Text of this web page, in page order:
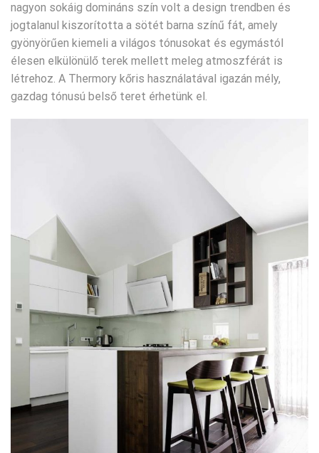
nagyon sokáig domináns szín volt a design trendben és
jogtalanul kiszorította a sötét barna színű fát, amely
gyönyörűen kiemeli a világos tónusokat és egymástól
élesen elkülönülő terek mellett meleg atmoszférát is
létrehoz. A Thermory kőris használatával igazán mély,
gazdag tónusú belső teret érhetünk el.